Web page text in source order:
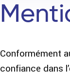
Conformément
confiance dans